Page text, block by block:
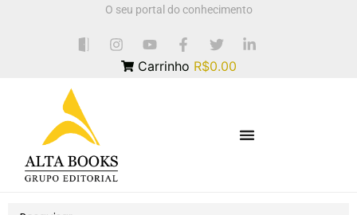
O seu portal do conhecimento
Carrinho R$0.00